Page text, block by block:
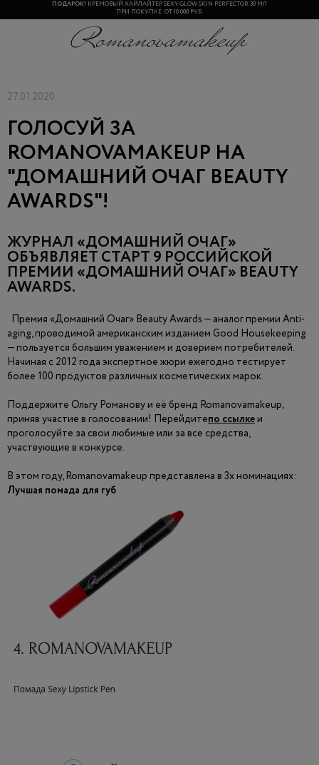
ПОДАРОК! КРЕМОВЫЙ ХАЙЛАЙТЕР SEXY GLOW SKIN PERFECTOR 30 МЛ
ПРИ ПОКУПКЕ ОТ 10 000 РУБ.
27.01.2020
ГОЛОСУЙ ЗА
ROMANOVAMAKEUP НА
"ДОМАШНИЙ ОЧАГ BEAUTY
AWARDS"!
ЖУРНАЛ «ДОМАШНИЙ ОЧАГ»
ОБЪЯВЛЯЕТ СТАРТ 9 РОССИЙСКОЙ
ПРЕМИИ «ДОМАШНИЙ ОЧАГ» BEAUTY
AWARDS.
Премия «Домашний Очаг» Beauty Awards — аналог премии Anti-
aging, проводимой американским изданием Good Housekeeping
— пользуется большим уважением и доверием потребителей.
Начиная с 2012 года экспертное жюри ежегодно тестирует
более 100 продуктов различных косметических марок.
Поддержите Ольгу Романову и её бренд Romanovamakeup,
приняв участие в голосовании! Перейдитепо ссылкеи
проголосуйте за свои любимые или за все средства,
участвующие в конкурсе.
В этом году, Romanovamakeup представлена в 3х номинациях:
Лучшая помада для губ